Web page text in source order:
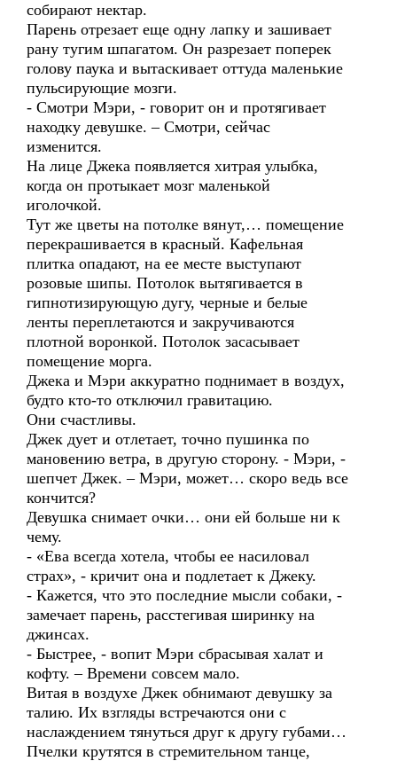
собирают нектар.
Парень отрезает еще одну лапку и зашивает
рану тугим шпагатом. Он разрезает поперек
голову паука и вытаскивает оттуда маленькие
пульсирующие мозги.
- Смотри Мэри, - говорит он и протягивает
находку девушке. – Смотри, сейчас
изменится.
На лице Джека появляется хитрая улыбка,
когда он протыкает мозг маленькой
иголочкой.
Тут же цветы на потолке вянут,… помещение
перекрашивается в красный. Кафельная
плитка опадают, на ее месте выступают
розовые шипы. Потолок вытягивается в
гипнотизирующую дугу, черные и белые
ленты переплетаются и закручиваются
плотной воронкой. Потолок засасывает
помещение морга.
Джека и Мэри аккуратно поднимает в воздух,
будто кто-то отключил гравитацию.
Они счастливы.
Джек дует и отлетает, точно пушинка по
мановению ветра, в другую сторону. - Мэри, -
шепчет Джек. – Мэри, может… скоро ведь все
кончится?
Девушка снимает очки… они ей больше ни к
чему.
- «Ева всегда хотела, чтобы ее насиловал
страх», - кричит она и подлетает к Джеку.
- Кажется, что это последние мысли собаки, -
замечает парень, расстегивая ширинку на
джинсах.
- Быстрее, - вопит Мэри сбрасывая халат и
кофту. – Времени совсем мало.
Витая в воздухе Джек обнимают девушку за
талию. Их взгляды встречаются они с
наслаждением тянуться друг к другу губами…
Пчелки крутятся в стремительном танце,